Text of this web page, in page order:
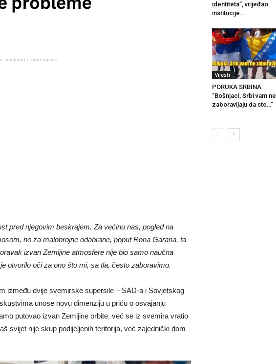
nastavlja nakon oglasa
pred njegovim beskrajem. Za većinu nas, pogled na
no za malobrojne odabrane, poput Rona Garana, ta
izvan Zemljine atmosfere nije bio samo naučna
otvorilo oči za ono što mi, sa tla, često zaboravimo.
između dvije svemirske supersile – SAD-a i Sovjetskog
unose novu dimenziju u priču o osvajanju
putovao izvan Zemljine orbite, već se iz svemira vratio
svijet nije skup podijeljenih teritorija, već zajednički dom
identiteta”, vrijeđao
institucije...
Vijesti
PORUKA SRBINA:
“Bošnjaci, Srbi vam ne
zaboravljaju da ste…”